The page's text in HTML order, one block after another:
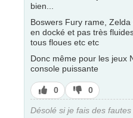
bien...
Boswers Fury rame,
en docké et pas très
tous floues etc etc
Donc même pour les jeux
console puissante
J’aime
0
J’aime
pas
0
Désolé si je fais des